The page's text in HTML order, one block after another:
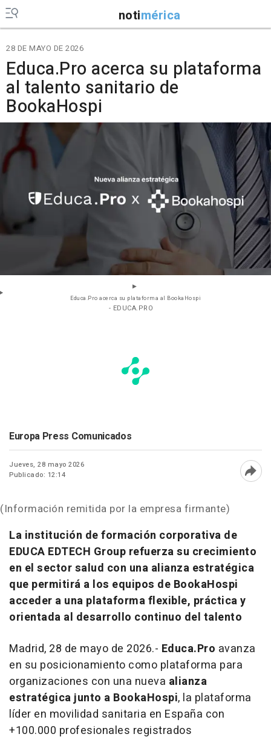
notimérica
28 DE MAYO DE 2026
Educa.Pro acerca su plataforma
al talento sanitario de
BookaHospi
Educa.Pro acerca su plataforma al BookaHospi
- EDUCA.PRO
Europa Press Comunicados
Jueves, 28 mayo 2026
Publicado: 12:14
(Información remitida por la empresa firmante)
La institución de formación corporativa de
EDUCA EDTECH Group refuerza su crecimiento
en el sector salud con una alianza estratégica
que permitirá a los equipos de BookaHospi
acceder a una plataforma flexible, práctica y
orientada al desarrollo continuo del talento
Madrid, 28 de mayo de 2026.- Educa.Pro avanza
en su posicionamiento como plataforma para
organizaciones con una nueva alianza
estratégica junto a BookaHospi, la plataforma
líder en movilidad sanitaria en España con
+100.000 profesionales registrados